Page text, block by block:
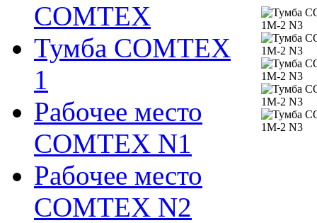
COMTEX
Тумба COMTEX
1
Рабочее место
COMTEX N1
Рабочее место
COMTEX N2